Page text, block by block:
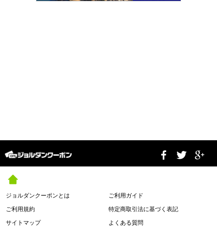
ジョルダンクーポンとは
ご利用ガイド
ご利用規約
特定商取引法に基づく表記
サイトマップ
よくある質問